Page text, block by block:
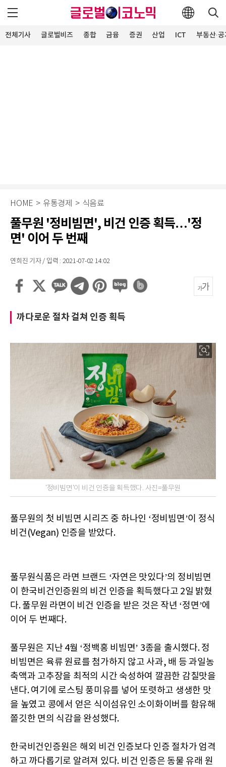
전체기사 글로벌비즈 종합 금융 증권 산업 ICT 부동산·
HOME > 유통경제 > 식음료
풀무원 '정비빔면', 비건 인증 획득…'정
면' 이어 두 번째
연희진 기자 / 입력 : 2021-07-02 14:02
까다로운 절차 걸쳐 인증 획득
'정비빔면'이 비건 인증을 획득했다. 사진=풀무원
풀무원의 첫 비빔면 시리즈 중 하나인 ‘정비빔면’이 정식
비건(Vegan) 인증을 받았다.
풀무원식품은 라면 브랜드 ‘자연은 맛있다’의 정비빔면
이 한국비건인증원의 비건 인증을 획득했다고 2일 밝혔
다. 풀무원 라면이 비건 인증을 받은 것은 작년 ‘정면’에
이어 두 번째다.
풀무원은 지난 4월 ‘정백홍 비빔면’ 3종을 출시했다. 정
비빔면은 육류 원료를 첨가하지 않고 사과, 배 등 과일농
축액과 고추장을 최적의 시간 숙성하여 깔끔한 감칠맛을
낸다. 여기에 로스팅 풍미유를 넣어 또렷하고 생생한 맛
을 높였고 콩에서 얻은 식이섬유인 소이화이버를 함유해
쫄깃한 면의 식감을 완성했다.
한국비건인증원은 해외 비건 인증보다 인증 절차가 엄격
하고 까다롭기로 알려져 있다. 비건 인증은 동물 유래 원